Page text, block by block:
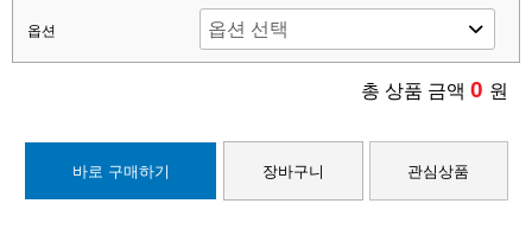
옵션
총 상품 금액 0 원
바로 구매하기 장바구니 관심상품